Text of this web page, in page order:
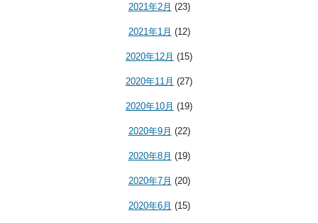
2021年2月 (23)
2021年1月 (12)
2020年12月 (15)
2020年11月 (27)
2020年10月 (19)
2020年9月 (22)
2020年8月 (19)
2020年7月 (20)
2020年6月 (15)